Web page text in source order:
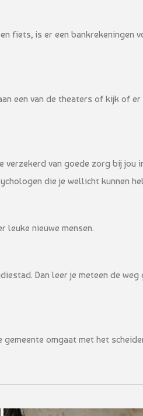
fiets, is er een bankrekeningen
een van de theaters of kijk of er
van goede zorg bij jou
die je wellicht kunnen
leuke nieuwe mensen.
Dan leer je meteen de weg
omgaat met het